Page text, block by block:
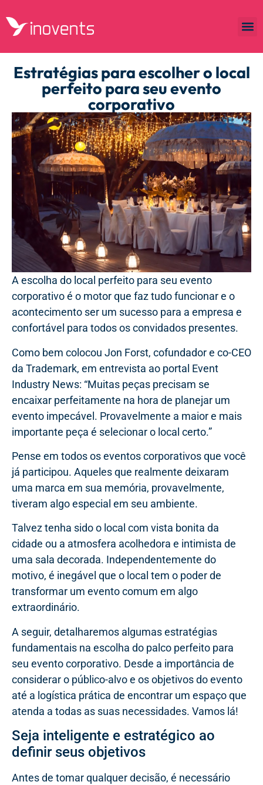
Estratégias para escolher o local
perfeito para seu evento
corporativo
A escolha do local perfeito para seu evento
corporativo é o motor que faz tudo funcionar e o
acontecimento ser um sucesso para a empresa e
confortável para todos os convidados presentes.
Como bem colocou Jon Forst, cofundador e co-CEO
da Trademark, em entrevista ao portal Event
Industry News: “Muitas peças precisam se
encaixar perfeitamente na hora de planejar um
evento impecável. Provavelmente a maior e mais
importante peça é selecionar o local certo.”
Pense em todos os eventos corporativos que você
já participou. Aqueles que realmente deixaram
uma marca em sua memória, provavelmente,
tiveram algo especial em seu ambiente.
Talvez tenha sido o local com vista bonita da
cidade ou a atmosfera acolhedora e intimista de
uma sala decorada. Independentemente do
motivo, é inegável que o local tem o poder de
transformar um evento comum em algo
extraordinário.
A seguir, detalharemos algumas estratégias
fundamentais na escolha do palco perfeito para
seu evento corporativo. Desde a importância de
considerar o público-alvo e os objetivos do evento
até a logística prática de encontrar um espaço que
atenda a todas as suas necessidades. Vamos lá!
Seja inteligente e estratégico ao
definir seus objetivos
Antes de tomar qualquer decisão, é necessário